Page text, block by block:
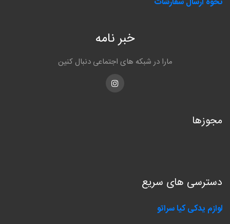
خبر نامه
مارا در شبکه های اجتماعی دنبال کنین
Instagram
مجوزها
دسترسی های سریع
لوازم یدکی کیا سراتو